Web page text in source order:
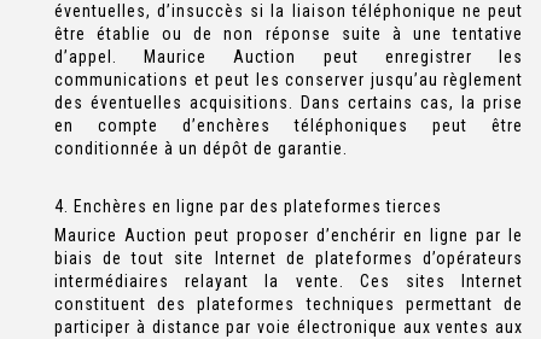
éventuelles, d’insuccès si la liaison téléphonique ne peut
être établie ou de non réponse suite à une tentative
d’appel. Maurice Auction peut enregistrer les
communications et peut les conserver jusqu’au règlement
des éventuelles acquisitions. Dans certains cas, la prise
en compte d’enchères téléphoniques peut être
conditionnée à un dépôt de garantie.
4. Enchères en ligne par des plateformes tierces
Maurice Auction peut proposer d’enchérir en ligne par le
biais de tout site Internet de plateformes d’opérateurs
intermédiaires relayant la vente. Ces sites Internet
constituent des plateformes techniques permettant de
participer à distance par voie électronique aux ventes aux